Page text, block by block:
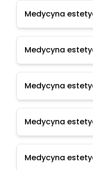
Medycyna
Medycyna
Medycyna
Medycyna
Medycyna